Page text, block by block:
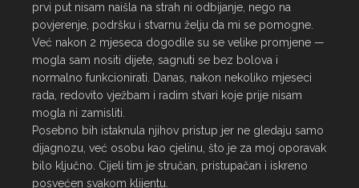
prvi put nisam naišla na strah ni odbijanje, nego na
povjerenje, podršku i stvarnu želju da mi se pomogne.
Već nakon 2 mjeseca dogodile su se velike promjene —
mogla sam nositi dijete, sagnuti se bez bolova i
normalno funkcionirati. Danas, nakon nekoliko mjeseci
rada, redovito vježbam i radim stvari koje prije nisam
mogla ni zamisliti.
Posebno bih istaknula njihov pristup jer ne gledaju samo
dijagnozu, već osobu kao cjelinu, što je za moj oporavak
bilo ključno. Cijeli tim je stručan, pristupačan i iskreno
posvećen svakom klijentu.